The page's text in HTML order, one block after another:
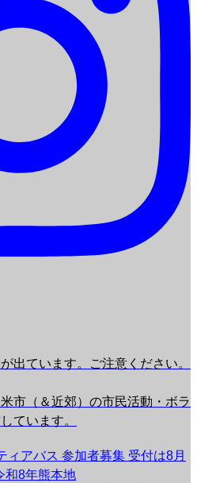
出ています。ご注意ください。
市（＆近郊）の市民活動・ボラ
ています。
ィアバス 参加者募集 受付は8月
和8年熊本地